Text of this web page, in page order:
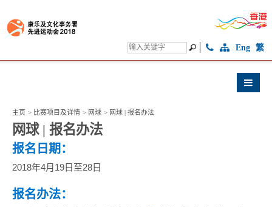
Eng 繁
主页 > 比赛项目及详情 > 网球 > 网球 | 报名办法
网球 | 报名办法
报名日期：
2018年4月19日至28日
报名办法：